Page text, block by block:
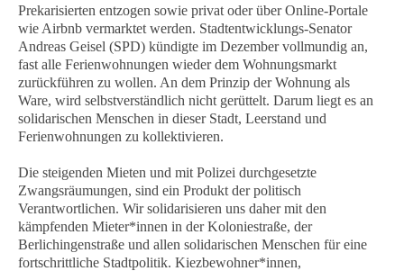
Prekarisierten entzogen sowie privat oder über Online-Portale
wie Airbnb vermarktet werden. Stadtentwicklungs-Senator
Andreas Geisel (SPD) kündigte im Dezember vollmundig an,
fast alle Ferienwohnungen wieder dem Wohnungsmarkt
zurückführen zu wollen. An dem Prinzip der Wohnung als
Ware, wird selbstverständlich nicht gerüttelt. Darum liegt es an
solidarischen Menschen in dieser Stadt, Leerstand und
Ferienwohnungen zu kollektivieren.
Die steigenden Mieten und mit Polizei durchgesetzte
Zwangsräumungen, sind ein Produkt der politisch
Verantwortlichen. Wir solidarisieren uns daher mit den
kämpfenden Mieter*innen in der Koloniestraße, der
Berlichingenstraße und allen solidarischen Menschen für eine
fortschrittliche Stadtpolitik. Kiezbewohner*innen,